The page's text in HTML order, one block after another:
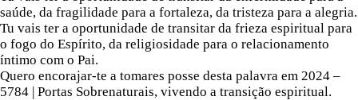
saúde, da fragilidade para a fortaleza, da tristeza para a alegria.
Tu vais ter a oportunidade de transitar da frieza espiritual para
o fogo do Espírito, da religiosidade para o relacionamento
íntimo com o Pai.
Quero encorajar-te a tomares posse desta palavra em 2024 –
5784 | Portas Sobrenaturais, vivendo a transição espiritual.